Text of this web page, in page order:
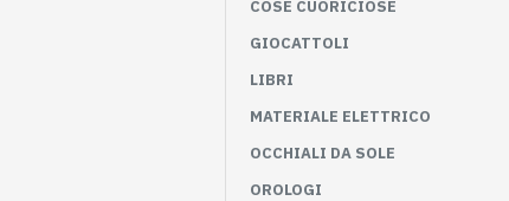
COSE CUORICIOSE
GIOCATTOLI
LIBRI
MATERIALE ELETTRICO
OCCHIALI DA SOLE
OROLOGI